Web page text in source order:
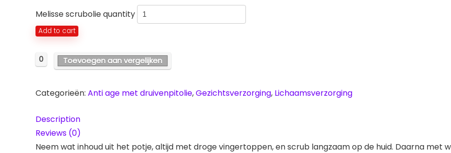
Melisse scrubolie quantity
Add to cart
0 Toevoegen aan vergelijken
Categorieën: Anti age met druivenpitolie,Gezichtsverzorging, Lichaamsverzorging
Description
Reviews (0)
Neem wat inhoud uit het potje, altijd met droge vingertoppen, en scrub langzaam op de huid. Daarna met